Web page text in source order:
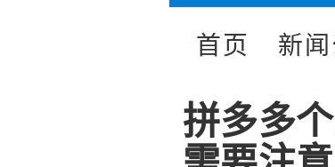
首页 新
拼多多